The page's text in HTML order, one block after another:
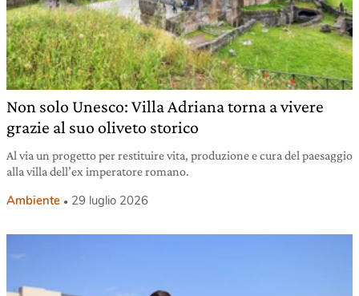
Non solo Unesco: Villa Adriana torna a vivere
grazie al suo oliveto storico
Al via un progetto per restituire vita, produzione e cura del paesaggio
alla villa dell’ex imperatore romano.
Ambiente 29 luglio 2026